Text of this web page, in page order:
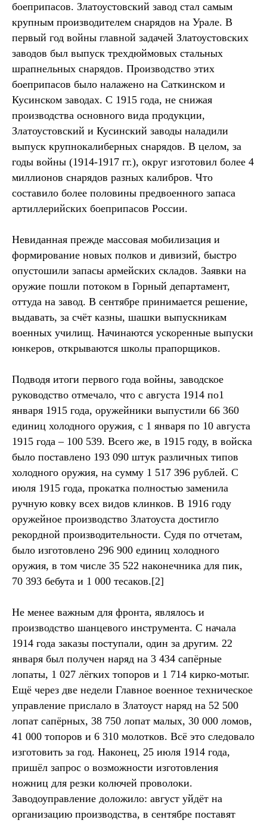
боеприпасов. Златоустовский завод стал самым
крупным производителем снарядов на Урале. В
первый год войны главной задачей Златоустовских
заводов был выпуск трехдюймовых стальных
шрапнельных снарядов. Производство этих
боеприпасов было налажено на Саткинском и
Кусинском заводах. С 1915 года, не снижая
производства основного вида продукции,
Златоустовский и Кусинский заводы наладили
выпуск крупнокалиберных снарядов. В целом, за
годы войны (1914-1917 гг.), округ изготовил более 4
миллионов снарядов разных калибров. Что
составило более половины предвоенного запаса
артиллерийских боеприпасов России.
Невиданная прежде массовая мобилизация и
формирование новых полков и дивизий, быстро
опустошили запасы армейских складов. Заявки на
оружие пошли потоком в Горный департамент,
оттуда на завод. В сентябре принимается решение,
выдавать, за счёт казны, шашки выпускникам
военных училищ. Начинаются ускоренные выпуски
юнкеров, открываются школы прапорщиков.
Подводя итоги первого года войны, заводское
руководство отмечало, что с августа 1914 по1
января 1915 года, оружейники выпустили 66 360
единиц холодного оружия, с 1 января по 10 августа
1915 года – 100 539. Всего же, в 1915 году, в войска
было поставлено 193 090 штук различных типов
холодного оружия, на сумму 1 517 396 рублей. С
июля 1915 года, прокатка полностью заменила
ручную ковку всех видов клинков. В 1916 году
оружейное производство Златоуста достигло
рекордной производительности. Судя по отчетам,
было изготовлено 296 900 единиц холодного
оружия, в том числе 35 522 наконечника для пик,
70 393 бебута и 1 000 тесаков.[2]
Не менее важным для фронта, являлось и
производство шанцевого инструмента. С начала
1914 года заказы поступали, один за другим. 22
января был получен наряд на 3 434 сапёрные
лопаты, 1 027 лёгких топоров и 1 714 кирко-мотыг.
Ещё через две недели Главное военное техническое
управление прислало в Златоуст наряд на 52 500
лопат сапёрных, 38 750 лопат малых, 30 000 ломов,
41 000 топоров и 6 310 молотков. Всё это следовало
изготовить за год. Наконец, 25 июля 1914 года,
пришёл запрос о возможности изготовления
ножниц для резки колючей проволоки.
Заводоуправление доложило: август уйдёт на
организацию производства, в сентябре поставят